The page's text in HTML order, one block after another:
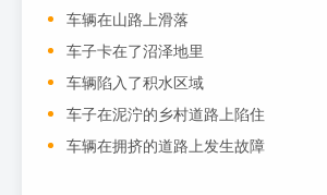
车辆在山路上滑落
车子卡在了沼泽地里
车辆陷入了积水区域
车子在泥泞的乡村道路上陷住
车辆在拥挤的道路上发生故障